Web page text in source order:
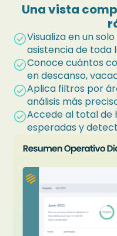
Una vista
check_circleVisualiza en un
asistencia de toda
check_circleConoce cuántos
en descanso,
check_circleAplica filtros por
análisis más
check_circleAccede al total de
esperadas y